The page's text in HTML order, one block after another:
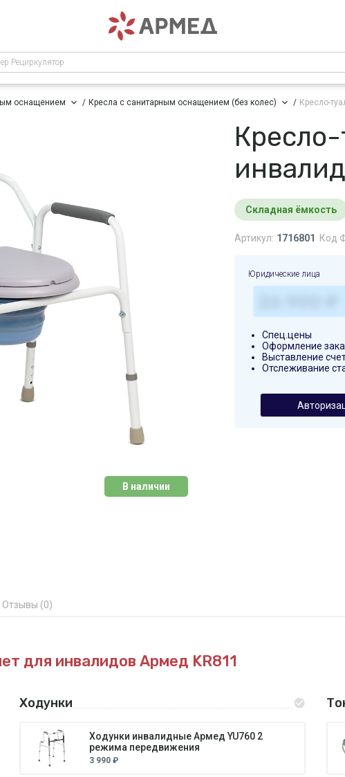
Рециркулятор
оснащением Кресла с санитарным оснащением (без колес) Кресло-
В наличии
Кресло-
Складная ёмкость
Артикул: 1716801 Код
Юридические лица
Спец.цены
Оформление
Выставление
Отслеживание
Отзывы (0)
для инвалидов Армед KR811
Ходунки
Ходунки инвалидные Армед YU760 2
режима передвижения
3 990 ₽